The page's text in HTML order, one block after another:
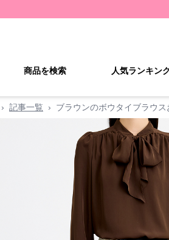
商品を検索 人気ランキン
› 記事一覧 › ブラウンのボウタイブラウ